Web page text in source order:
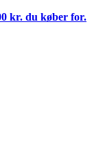
kr. du køber for.